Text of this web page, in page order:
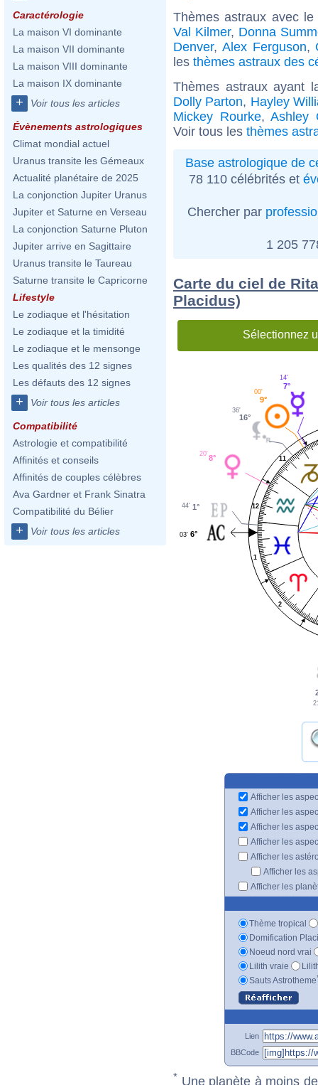
Caractérologie
La maison VI dominante
La maison VII dominante
La maison VIII dominante
La maison IX dominante
+ Voir tous les articles
Évènements astrologiques
Climat mondial actuel
Uranus transite les Gémeaux
Actualité planétaire de 2025
La conjonction Jupiter Uranus
Jupiter et Saturne en Verseau
La conjonction Saturne Pluton
Jupiter arrive en Sagittaire
Uranus transite le Taureau
Saturne transite le Capricorne
Lifestyle
Le zodiaque et l'hésitation
Le zodiaque et la timidité
Le zodiaque et le mensonge
Les qualités des 12 signes
Les défauts des 12 signes
+ Voir tous les articles
Compatibilité
Astrologie et compatibilité
Affinités et conseils
Affinités de couples célèbres
Ava Gardner et Frank Sinatra
Compatibilité du Bélier
+ Voir tous les articles
Thèmes astraux avec
Val Kilmer, Donna
Denver, Alex Ferguson,
les thèmes astraux des
Thèmes astraux ayant
Dolly Parton, Hayley
Mickey Rourke,Ashley
Voir tous les thèmes
Base astrologique de
78 110 célébrités et
Chercher par
1 205
Carte du ciel de
Placidus)
Sélectionnez
1
2
11
12
7°
14'
9°
00'
16°
36'
8°
20'
1°
44'
6°
03'
Afficher les
Afficher les
Afficher les
Afficher les
Afficher les
Afficher les
Afficher les
Thème tropical
Domification
Noeud nord vrai
Lilith vraie
Sauts Astrotheme
Lien
BBCode
* Une planète à moins